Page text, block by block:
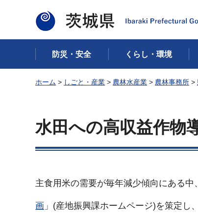
茨城県
防災・安全 くらし・環境
ホーム > しごと・産業 > 農林水産業 > 農林事務所 >
水田への高収益作物
主食用米の需要が毎年減少傾向にある
画 」(産地振興課ホームページ)を策定